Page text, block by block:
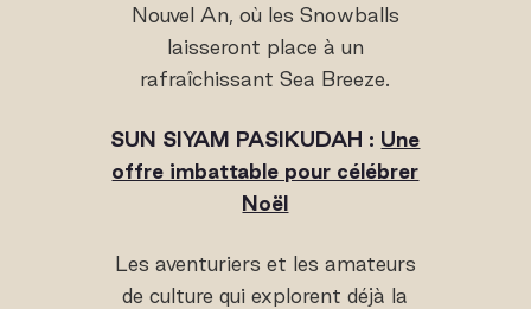
Nouvel An, où les Snowballs
laisseront place à un
rafraîchissant Sea Breeze.
SUN SIYAM PASIKUDAH : Une
offre imbattable pour célébrer
Noël
Les aventuriers et les amateurs
de culture qui explorent déjà la